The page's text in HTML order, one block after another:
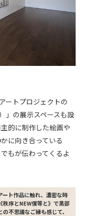
ートプロジェクトの
」の展示スペースも設
的に制作した絵画や
に向き合っている
もが伝わってくるよ
ト作品に触れ、濃密な時
序とNEW僕等と》で黒部
不思議なご縁も感じて、